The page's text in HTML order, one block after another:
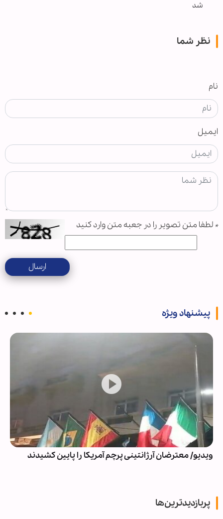
شد
نظر شما
نام
ایمیل
* لطفا متن تصویر را در جعبه متن وارد کنید
ارسال
پیشنهاد ویژه
ویدیو/ معترضان آرژانتینی پرچم آمریکا را پایین کشیدند
پربازدیدترین‌ها